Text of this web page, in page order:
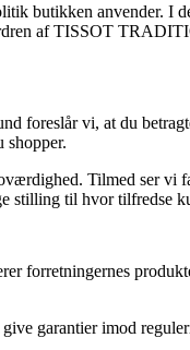
butikken anvender. I
af TISSOT
foreslår vi, at du
Tilmed ser vi
stilling til hvor tilfredse
forretningernes
garantier imod